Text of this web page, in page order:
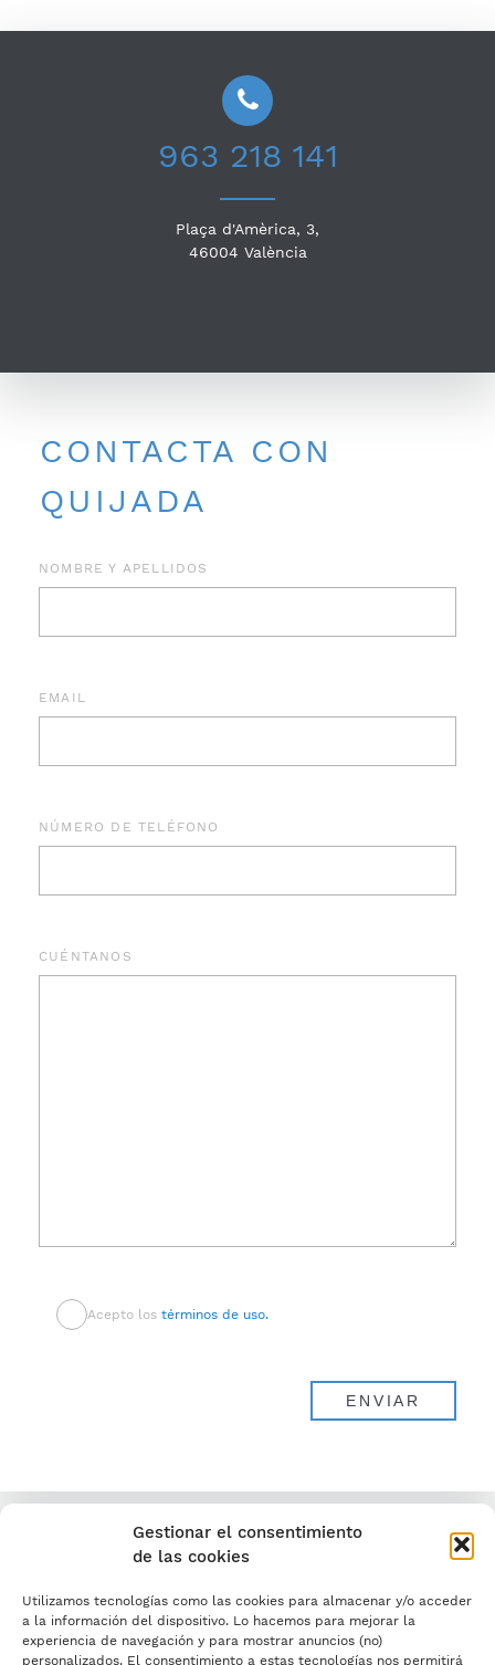
Gestionar el consentimiento
de las cookies
Utilizamos tecnologías como las cookies para almacenar y/o acceder
a la información del dispositivo. Lo hacemos para mejorar la
experiencia de navegación y para mostrar anuncios (no)
personalizados. El consentimiento a estas tecnologías nos permitirá
963 218 141
Plaça d'Amèrica, 3,
46004 València
CONTACTA CON
QUIJADA
NOMBRE Y APELLIDOS
EMAIL
NÚMERO DE TELÉFONO
CUÉNTANOS
Acepto los términos de uso.